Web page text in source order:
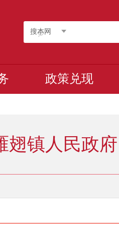
搜本网
政策兑现
翅镇人民政府